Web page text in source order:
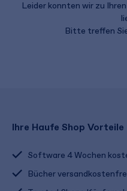
Leider konnten wir zu
Bitte treffen
Ihre Haufe Shop Vorteile
Software 4 Wochen
Bücher